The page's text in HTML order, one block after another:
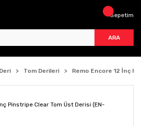
ARA
Sepetim
Deri Tom Derileri Remo Encore 12 İnç